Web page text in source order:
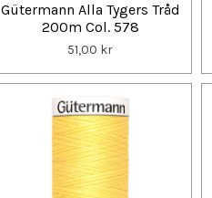
Gütermann Alla Tygers Tråd
200m Col. 578
51,00 kr